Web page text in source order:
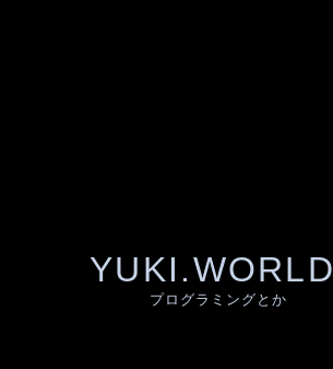
YUKI.WORLD
プログラミングとか